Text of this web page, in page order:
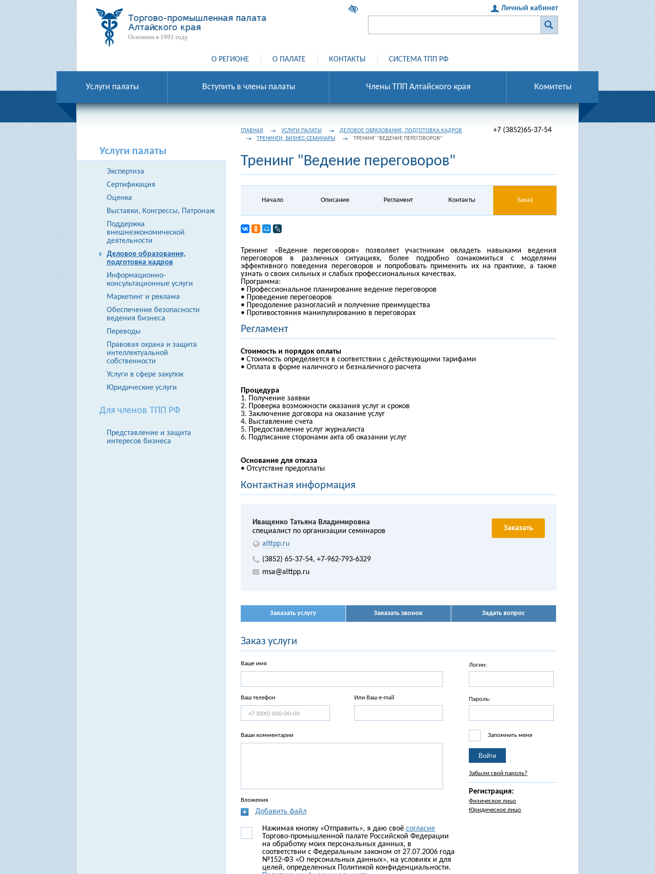
Личный кабинет
Торгово-промышленная палата
Алтайского края
Основана в 1991 году
О РЕГИОНЕ О ПАЛАТЕ КОНТАКТЫ СИСТЕМА ТПП РФ
Услуги палаты Вступить в члены палаты Члены ТПП Алтайского края Комитеты
Услуги палаты
Экспертиза
Сертификация
Оценка
Выставки, Конгрессы, Патронаж
Поддержка
внешнеэкономической
деятельности
Деловое образование,
подготовка кадров
Информационно-
консультационные услуги
Маркетинг и реклама
Обеспечение безопасности
ведения бизнеса
Переводы
Правовая охрана и защита
интеллектуальной
собственности
Услуги в сфере закупок
Юридические услуги
Для членов ТПП РФ
Представление и защита
интересов бизнеса
+7 (3852)65-37-54
ГЛАВНАЯ УСЛУГИ ПАЛАТЫ
ДЕЛОВОЕ ОБРАЗОВАНИЕ, ПОДГОТОВКА КАДРОВ
ТРЕНИНГИ, БИЗНЕС-СЕМИНАРЫ
ТРЕНИНГ "ВЕДЕНИЕ ПЕРЕГОВОРОВ"
Тренинг "Ведение переговоров"
Начало Описание Регламент Контакты Заказ
Тренинг «Ведение переговоров» позволяет участникам овладеть навыками ведения
переговоров в различных ситуациях, более подробно ознакомиться с моделями
эффективного поведения переговоров и попробовать применить их на практике, а также
узнать о своих сильных и слабых профессиональных качествах.
Программа:
• Профессиональное планирование ведение переговоров
• Проведение переговоров
• Преодоление разногласий и получение преимущества
• Противостояния манипулированию в переговорах
Регламент
Стоимость и порядок оплаты
• Стоимость определяется в соответствии с действующими тарифами
• Оплата в форме наличного и безналичного расчета
Процедура
1. Получение заявки
2. Проверка возможности оказания услуг и сроков
3. Заключение договора на оказание услуг
4. Выставление счета
5. Предоставление услуг журналиста
6. Подписание сторонами акта об оказании услуг
Основание для отказа
• Отсутствие предоплаты
Контактная информация
Иващенко Татьяна Владимировна
специалист по организации семинаров
alttpp.ru
(3852) 65-37-54, +7-962-793-6329
msa@alttpp.ru
Заказать
Заказать услугу Заказать звонок Задать вопрос
Заказ услуги
Ваше имя
Ваш телефон Или Ваш e-mail
Ваши комментарии
Вложения
Добавить файл
Нажимая кнопку «Отправить», я даю своё согласие
Торгово-промышленной палате Российской Федерации
на обработку моих персональных данных, в
соответствии с Федеральным законом от 27.07.2006 года
№152-ФЗ «О персональных данных», на условиях и для
целей, определенных Политикой конфиденциальности.
Логин:
Пароль:
Запомнить меня
Забыли свой пароль?
Регистрация:
Физическое лицо
Юридическое лицо